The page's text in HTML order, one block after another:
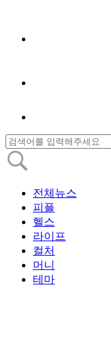
전체뉴스
피플
헬스
라이프
컬처
머니
테마